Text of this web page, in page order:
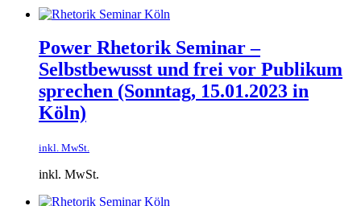
Power Rhetorik Seminar –
Selbstbewusst und frei vor Publikum
sprechen​ (Sonntag, 15.01.2023 in
Köln)
inkl. MwSt.
inkl. MwSt.